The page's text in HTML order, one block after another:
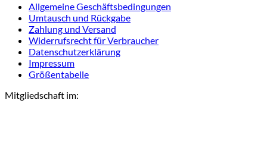
Allgemeine Geschäftsbedingungen
Umtausch und Rückgabe
Zahlung und Versand
Widerrufsrecht für Verbraucher
Datenschutzerklärung
Impressum
Größentabelle
Mitgliedschaft im: